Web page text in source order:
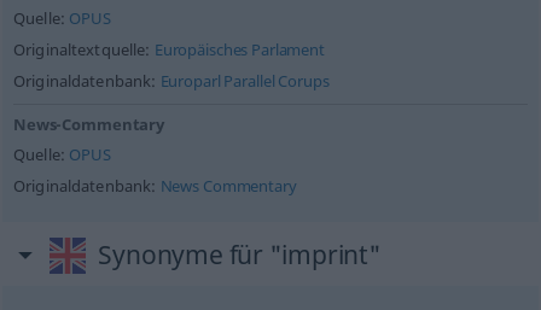
Quelle: OPUS
Originaltextquelle: Europäisches Parlament
Originaldatenbank: Europarl Parallel Corups
News-Commentary
Quelle: OPUS
Originaldatenbank: News Commentary
Synonyme für "imprint"